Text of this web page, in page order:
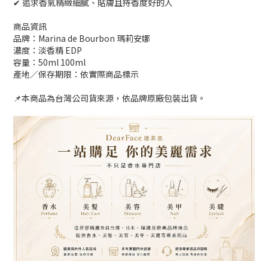
✔ 追求香氣精緻細膩、貼膚且持香度好的人
商品資訊
品牌：Marina de Bourbon 瑪莉安娜
濃度：淡香精 EDP
容量：50ml 100ml
產地／保存期限：依實際商品標示
📌本商品為台灣公司貨來源，依品牌原廠包裝出貨。